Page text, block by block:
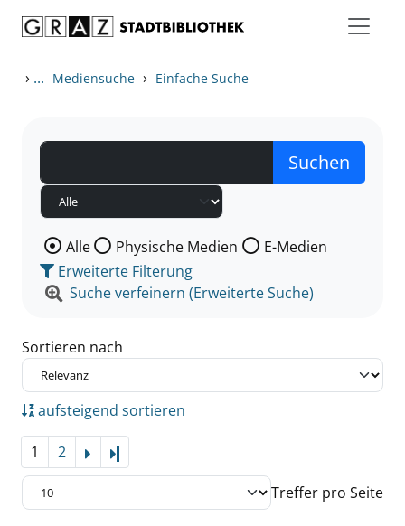
› ... Mediensuche › Einfache Suche
Wählen Sie die Medienart nach der Sie suchen wollen.
Alle Physische Medien
E-Medien
Erweiterte Filterung
Suche verfeinern (Erweiterte Suche)
Sortieren nach
aufsteigend sortieren
1 2
Treffer pro Seite